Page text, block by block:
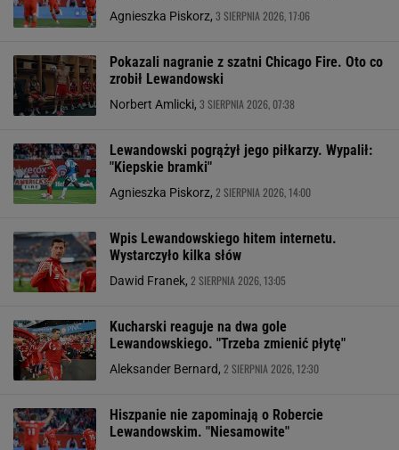
Agnieszka Piskorz, 3 SIERPNIA 2026, 17:06
Pokazali nagranie z szatni Chicago Fire. Oto co
zrobił Lewandowski
Norbert Amlicki, 3 SIERPNIA 2026, 07:38
Lewandowski pogrążył jego piłkarzy. Wypalił:
"Kiepskie bramki"
Agnieszka Piskorz, 2 SIERPNIA 2026, 14:00
Wpis Lewandowskiego hitem internetu.
Wystarczyło kilka słów
Dawid Franek, 2 SIERPNIA 2026, 13:05
Kucharski reaguje na dwa gole
Lewandowskiego. "Trzeba zmienić płytę"
Aleksander Bernard, 2 SIERPNIA 2026, 12:30
Hiszpanie nie zapominają o Robercie
Lewandowskim. "Niesamowite"